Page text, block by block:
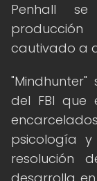
Penhall
cautivado a
del FBI que
psicología
resolución